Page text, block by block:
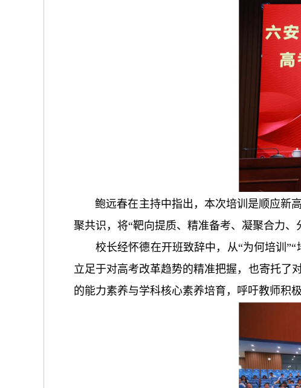
鲍远春在主持中指出，本次培训是顺应新
聚共识，将“靶向提质、精准备考、凝聚合力、
校长经怀德在开班致辞中，从“为何培训”“
立足于对高考改革趋势的精准把握，也寄托了
的能力素养与学科核心素养培育，呼吁教师积